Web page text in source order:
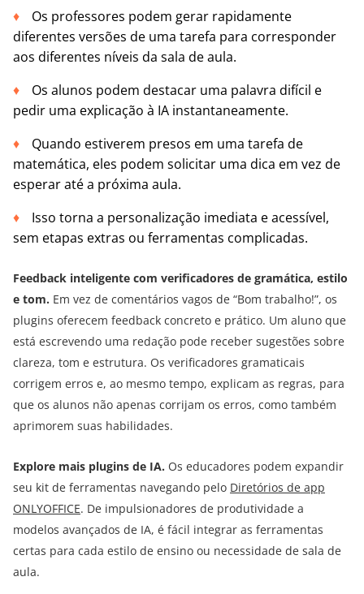
Os professores podem gerar rapidamente
diferentes versões de uma tarefa para corresponder
aos diferentes níveis da sala de aula.
Os alunos podem destacar uma palavra difícil e
pedir uma explicação à IA instantaneamente.
Quando estiverem presos em uma tarefa de
matemática, eles podem solicitar uma dica em vez de
esperar até a próxima aula.
Isso torna a personalização imediata e acessível,
sem etapas extras ou ferramentas complicadas.
Feedback inteligente com verificadores de gramática, estilo
e tom. Em vez de comentários vagos de “Bom trabalho!”, os
plugins oferecem feedback concreto e prático. Um aluno que
está escrevendo uma redação pode receber sugestões sobre
clareza, tom e estrutura. Os verificadores gramaticais
corrigem erros e, ao mesmo tempo, explicam as regras, para
que os alunos não apenas corrijam os erros, como também
aprimorem suas habilidades.
Explore mais plugins de IA. Os educadores podem expandir
seu kit de ferramentas navegando pelo Diretórios de app
ONLYOFFICE. De impulsionadores de produtividade a
modelos avançados de IA, é fácil integrar as ferramentas
certas para cada estilo de ensino ou necessidade de sala de
aula.